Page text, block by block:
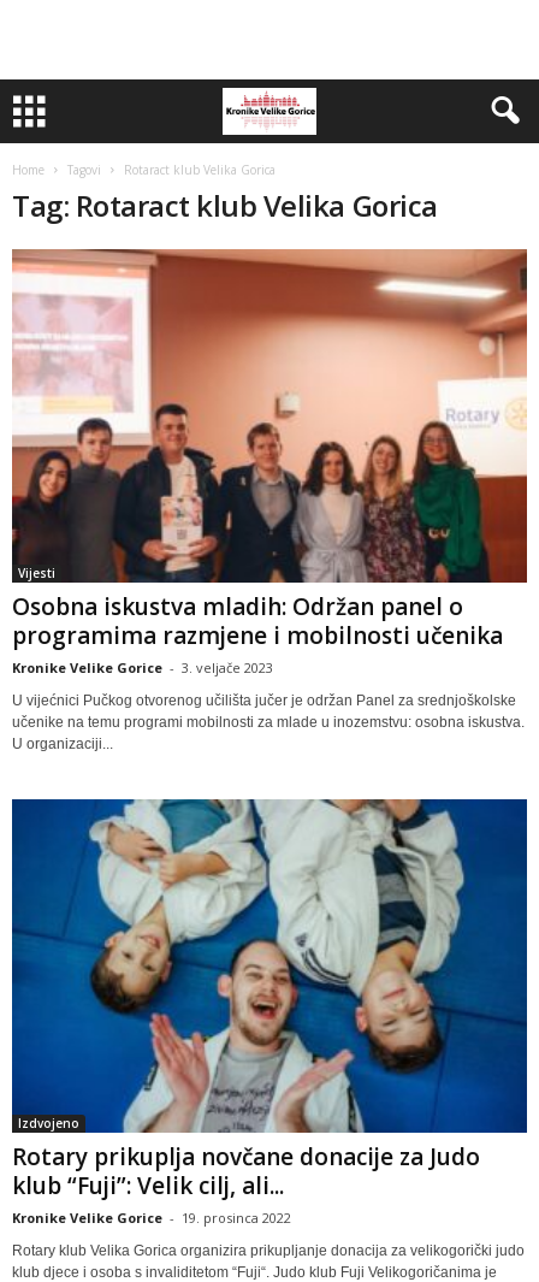
Home Tagovi Rotaract klub Velika Gorica
Tag: Rotaract klub Velika Gorica
Vijesti
Osobna iskustva mladih: Održan panel o
programima razmjene i mobilnosti učenika
Kronike Velike Gorice - 3. veljače 2023
U vijećnici Pučkog otvorenog učilišta jučer je održan Panel za srednjoškolske
učenike na temu programi mobilnosti za mlade u inozemstvu: osobna iskustva.
U organizaciji...
Izdvojeno
Rotary prikuplja novčane donacije za Judo
klub “Fuji”: Velik cilj, ali...
Kronike Velike Gorice - 19. prosinca 2022
Rotary klub Velika Gorica organizira prikupljanje donacija za velikogorički judo
klub djece i osoba s invaliditetom “Fuji“. Judo klub Fuji Velikogoričanima je